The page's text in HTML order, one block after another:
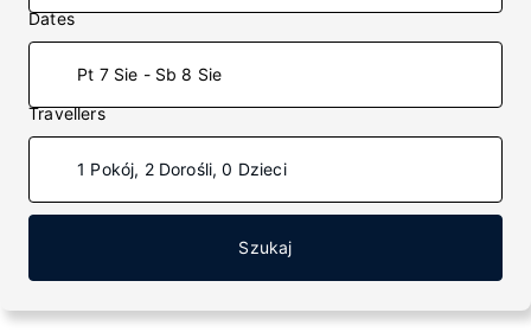
Dates
Pt 7 Sie - Sb 8 Sie
Travellers
1 Pokój, 2 Dorośli, 0 Dzieci
Szukaj